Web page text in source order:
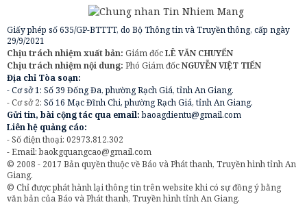
Giấy phép số 635/GP-BTTTT, do Bộ Thông tin và Truyền thông, cấp ngày
29/9/2021
Chịu trách nhiệm xuất bản: Giám đốcLÊ VĂN CHUYỂN
Chịu trách nhiệm nội dung: Phó Giám đốcNGUYỄN VIỆT TIẾN
Địa chỉ Tòa soạn:
- Cơ sở 1: Số 39 Đống Đa, phường Rạch Giá, tỉnh An Giang.
- Cơ sở 2: Số 16 Mạc Đĩnh Chi, phường Rạch Giá, tỉnh An Giang.
Gửi tin, bài cộng tác qua email:baoagdientu@gmail.com
Liên hệ quảng cáo:
- Số điện thoại: 02973.812.302
- Email:baokgquangcao@gmail.com
© 2008 - 2017 Bản quyền thuộc về Báo và Phát thanh, Truyền hình tỉnh An
Giang.
© Chỉ được phát hành lại thông tin trên website khi có sự đồng ý bằng
văn bản của Báo và Phát thanh, Truyền hình tỉnh An Giang.